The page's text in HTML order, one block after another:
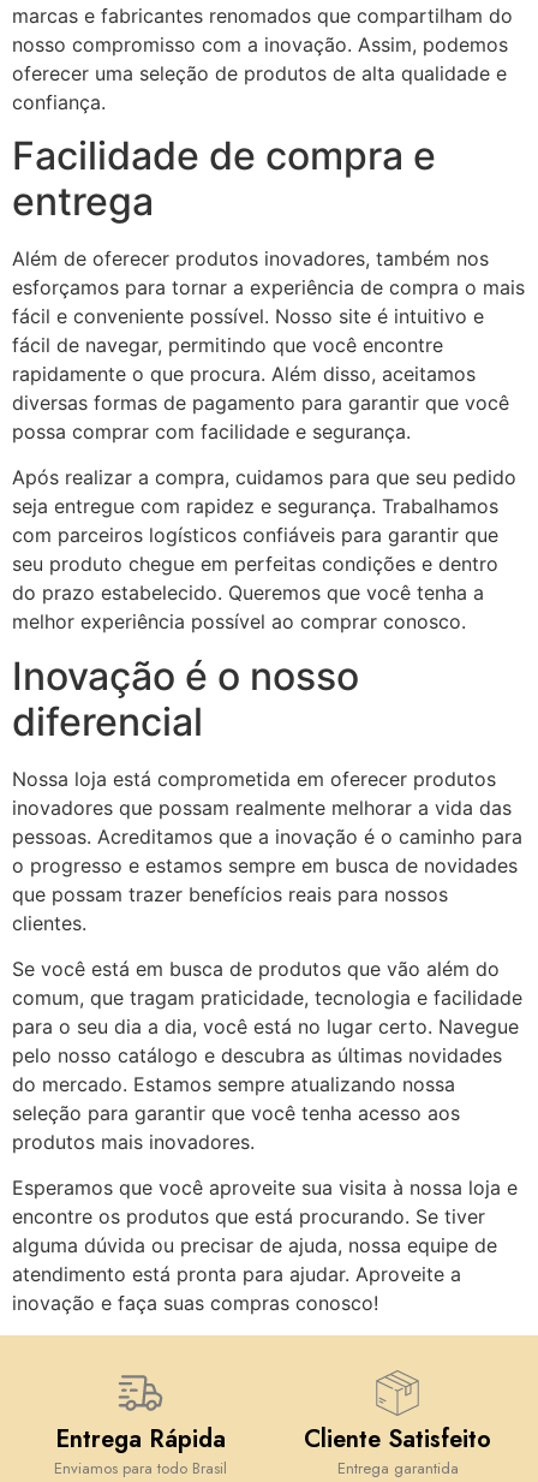
marcas e fabricantes renomados que compartilham do
nosso compromisso com a inovação. Assim, podemos
oferecer uma seleção de produtos de alta qualidade e
confiança.
Facilidade de compra e
entrega
Além de oferecer produtos inovadores, também nos
esforçamos para tornar a experiência de compra o mais
fácil e conveniente possível. Nosso site é intuitivo e
fácil de navegar, permitindo que você encontre
rapidamente o que procura. Além disso, aceitamos
diversas formas de pagamento para garantir que você
possa comprar com facilidade e segurança.
Após realizar a compra, cuidamos para que seu pedido
seja entregue com rapidez e segurança. Trabalhamos
com parceiros logísticos confiáveis para garantir que
seu produto chegue em perfeitas condições e dentro
do prazo estabelecido. Queremos que você tenha a
melhor experiência possível ao comprar conosco.
Inovação é o nosso
diferencial
Nossa loja está comprometida em oferecer produtos
inovadores que possam realmente melhorar a vida das
pessoas. Acreditamos que a inovação é o caminho para
o progresso e estamos sempre em busca de novidades
que possam trazer benefícios reais para nossos
clientes.
Se você está em busca de produtos que vão além do
comum, que tragam praticidade, tecnologia e facilidade
para o seu dia a dia, você está no lugar certo. Navegue
pelo nosso catálogo e descubra as últimas novidades
do mercado. Estamos sempre atualizando nossa
seleção para garantir que você tenha acesso aos
produtos mais inovadores.
Esperamos que você aproveite sua visita à nossa loja e
encontre os produtos que está procurando. Se tiver
alguma dúvida ou precisar de ajuda, nossa equipe de
atendimento está pronta para ajudar. Aproveite a
inovação e faça suas compras conosco!
Entrega Rápida
Enviamos para todo Brasil
Cliente Satisfeito
Entrega garantida